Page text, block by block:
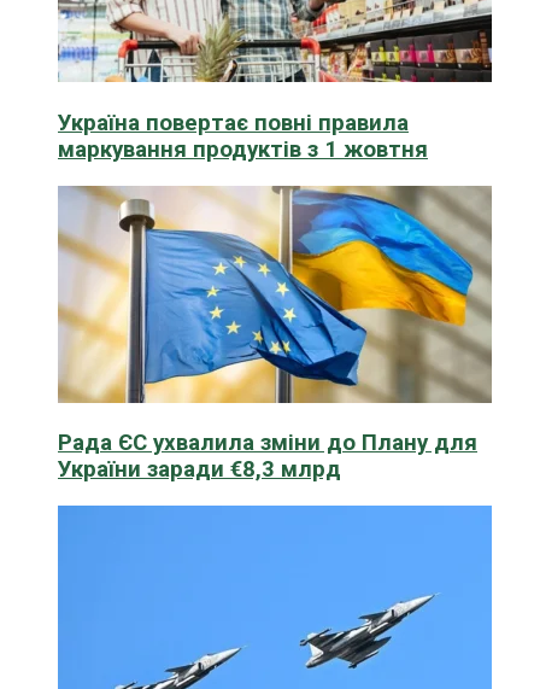
Україна повертає повні правила
маркування продуктів з 1 жовтня
Рада ЄС ухвалила зміни до Плану для
України заради €8,3 млрд